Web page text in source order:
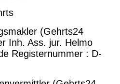
(Gehrts24
Inh. Ass. jur. Helmo
Registernummer : D-